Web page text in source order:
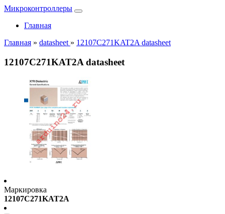
Микроконтроллеры
Главная
Главная » datasheet » 12107C271KAT2A datasheet
12107C271KAT2A datasheet
Маркировка
12107C271KAT2A